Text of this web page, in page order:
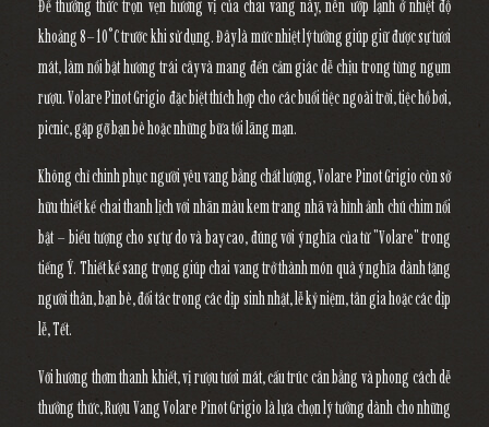
Để thưởng thức trọn vẹn hương vị của chai vang này, nên ướp lạnh ở nhiệt độ
khoảng8–10°Ctrước khi sử dụng. Đây là mức nhiệt lý tưởng giúp giữ được sự tươi
mát, làm nổi bật hương trái cây và mang đến cảm giác dễ chịu trong từng ngụm
rượu. Volare Pinot Grigio đặc biệt thích hợp cho các buổi tiệc ngoài trời, tiệc hồ bơi,
picnic, gặp gỡ bạn bè hoặc những bữa tối lãng mạn.
Không chỉ chinh phục người yêu vang bằng chất lượng,Volare Pinot Grigiocòn sở
hữu thiết kế chai thanh lịch với nhãn màu kem trang nhã và hình ảnh chú chim nổi
bật – biểu tượng cho sự tự do và bay cao, đúng với ý nghĩa của từ"Volare"trong
tiếng Ý. Thiết kế sang trọng giúp chai vang trở thành món quà ý nghĩa dành tặng
người thân, bạn bè, đối tác trong các dịp sinh nhật, lễ kỷ niệm, tân gia hoặc các dịp
lễ, Tết.
Với hương thơm thanh khiết, vị rượu tươi mát, cấu trúc cân bằng và phong cách dễ
thưởng thức,Rượu Vang Volare Pinot Grigio là lựa chọn lý tưởng dành cho những